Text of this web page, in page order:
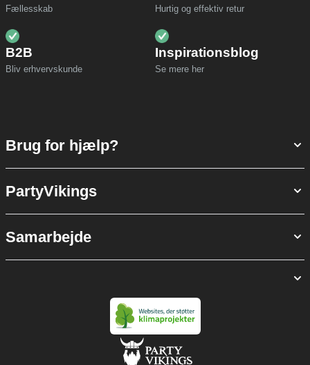
Fællesskab Hurtig og effektiv retur
B2B
Bliv erhvervskunde
Inspirationsblog
Se mere her
Brug for hjælp?
PartyVikings
Samarbejde